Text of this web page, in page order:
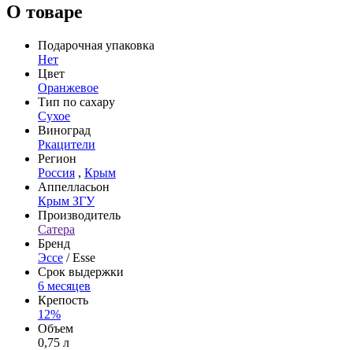
О товаре
Подарочная упаковка
Нет
Цвет
Оранжевое
Тип по сахару
Сухое
Виноград
Ркацители
Регион
Россия , Крым
Аппелласьон
Крым ЗГУ
Производитель
Сатера
Бренд
Эссе / Esse
Срок выдержки
6 месяцев
Крепость
12%
Объем
0,75 л